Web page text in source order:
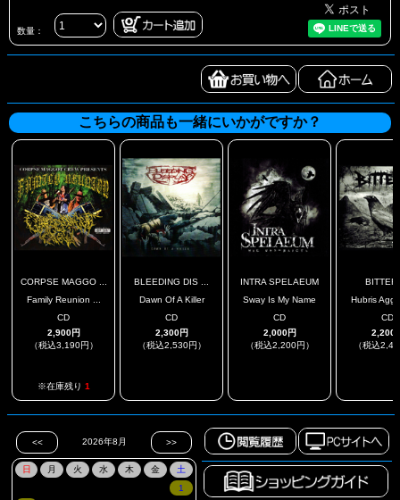
数量：
こちらの商品も一緒にいかがですか？
CORPSE MAGGO ...
Family Reunion ...
CD
2,900円
（税込3,190円）
※在庫残り 1
BLEEDING DIS ...
Dawn Of A Killer
CD
2,300円
（税込2,530円）
INTRA SPELAEUM
Sway Is My Name
CD
2,000円
（税込2,200円）
Hubris
CD
2,200
（税込